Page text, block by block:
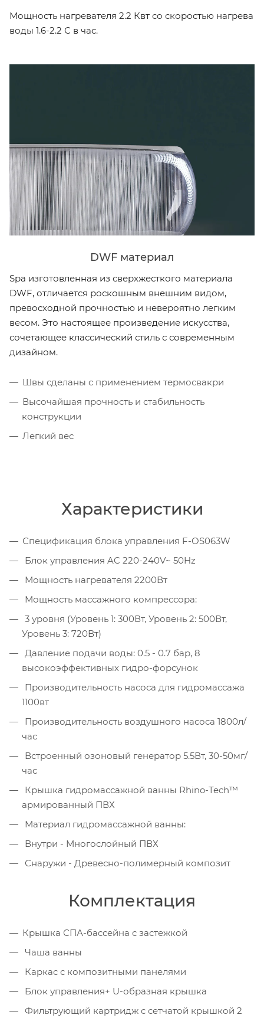
Мощность нагревателя 2.2 Квт со скоростью нагрева
воды 1.6-2.2 С в час.
DWF материал
Spa изготовленная из сверхжесткого материала
DWF, отличается роскошным внешним видом,
превосходной прочностью и невероятно легким
весом. Это настоящее произведение искусства,
сочетающее классический стиль с современным
дизайном.
Швы сделаны с применением термосвакри
Высочайшая прочность и стабильность
конструкции
Легкий вес
Характеристики
Спецификация блока управления F-OS063W
Блок управления AC 220-240V~ 50Hz
Мощность нагревателя 2200Вт
Мощность массажного компрессора:
3 уровня (Уровень 1: 300Вт, Уровень 2: 500Вт,
Уровень 3: 720Вт)
Давление подачи воды: 0.5 - 0.7 бар, 8
высокоэффективных гидро-форсунок
Производительность насоса для гидромассажа
1100вт
Производительность воздушного насоса 1800л/
час
Встроенный озоновый генератор 5.5Вт, 30-50мг/
час
Крышка гидромассажной ванны Rhino-Tech™
армированный ПВХ
Материал гидромассажной ванны:
Внутри - Многослойный ПВХ
Снаружи - Древесно-полимерный композит
Комплектация
Крышка СПА-бассейна с застежкой
Чаша ванны
Каркас с композитными панелями
Блок управления+ U-образная крышка
Фильтрующий картридж с сетчатой крышкой 2